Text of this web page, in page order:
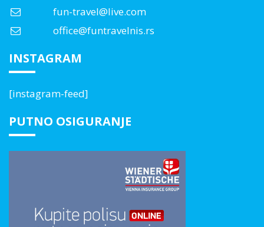
fun-travel@live.com
office@funtravelnis.rs
INSTAGRAM
[instagram-feed]
PUTNO OSIGURANJE